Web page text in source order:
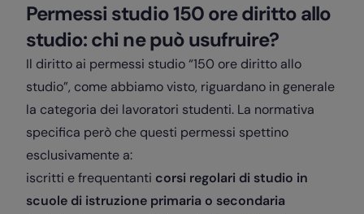
Permessi studio 150 ore diritto allo
studio: chi ne può usufruire?
Il diritto ai permessi studio “150 ore diritto allo
studio”, come abbiamo visto, riguardano in generale
la categoria dei lavoratori studenti. La normativa
specifica però che questi permessi spettino
esclusivamente a:
iscritti e frequentanti corsi regolari di studio in
scuole di istruzione primaria o secondaria